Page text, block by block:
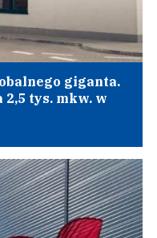
giganta.
tys. mkw. w